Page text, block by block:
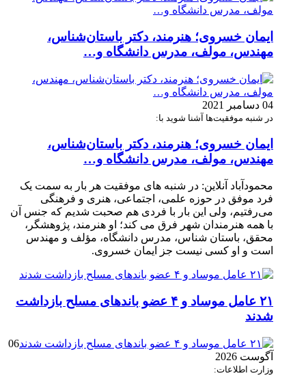
ایمان خسروی؛ هنرمند، دکتر باستان‌شناس،
مهندس، مولف، مدرس دانشگاه و…
04 دسامبر 2021
در شنبه موفقیت‌ها آشنا شوید با:
ایمان خسروی؛ هنرمند، دکتر باستان‌شناس،
مهندس، مولف، مدرس دانشگاه و…
محمودآباد آنلاین: در شنبه های موفقیت هر بار به سمت یک
فرد موفق در حوزه علمی، اجتماعی، هنری و فرهنگی
می‌رفتیم، ولی این بار با فردی هم صحبت شدیم که جنس آن
با همه هنرمندان شهر فرق می کند؛ او هنرمند، پژوهشگر،
محقق، باستان شناس، مدرس دانشگاه، مؤلف و مهندس
است و او کسی نیست جز ایمان خسروی.
۲۱ عامل موساد و ۴ عضو باند‌های مسلح بازداشت
شدند
06
آگوست 2026
وزارت اطلاعات: